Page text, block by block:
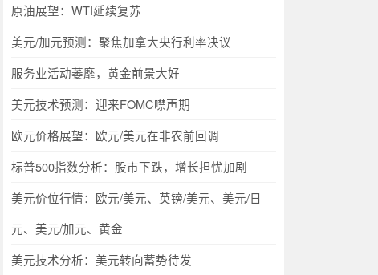
原油展望：WTI延续复苏
美元/加元预测：聚焦加拿大央行利率决议
服务业活动萎靡，黄金前景大好
美元技术预测：迎来FOMC噤声期
欧元价格展望：欧元/美元在非农前回调
标普500指数分析：股市下跌，增长担忧加剧
美元价位行情：欧元/美元、英镑/美元、美元/日
元、美元/加元、黄金
美元技术分析：美元转向蓄势待发